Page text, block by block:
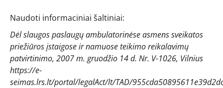
Naudoti informaciniai šaltiniai:
Dėl slaugos paslaugų ambulatorinėse asmens sveikatos
priežiūros įstaigose ir namuose teikimo reikalavimų
patvirtinimo, 2007 m. gruodžio 14 d. Nr. V-1026, Vilnius
https://e-
seimas.lrs.lt/portal/legalAct/lt/TAD/